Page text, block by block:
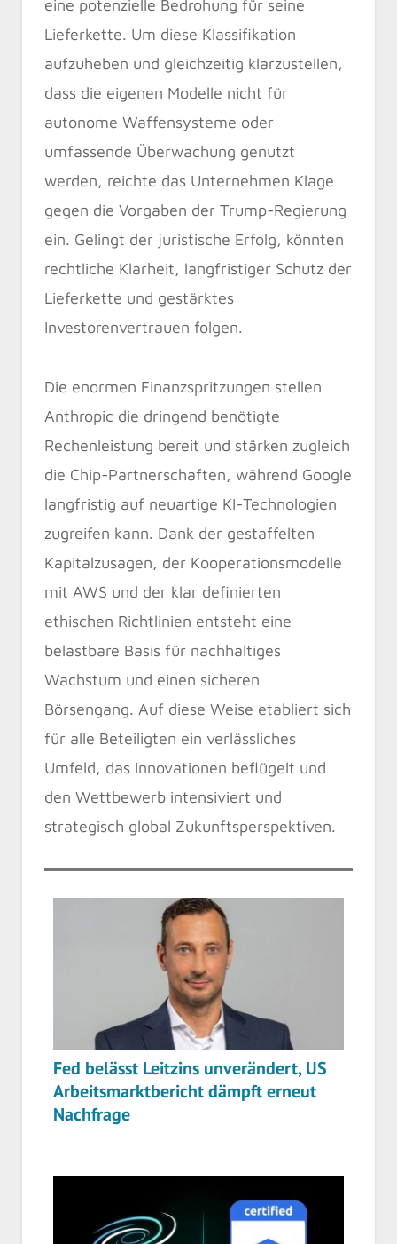
eine potenzielle Bedrohung für seine
Lieferkette. Um diese Klassifikation
aufzuheben und gleichzeitig klarzustellen,
dass die eigenen Modelle nicht für
autonome Waffensysteme oder
umfassende Überwachung genutzt
werden, reichte das Unternehmen Klage
gegen die Vorgaben der Trump-Regierung
ein. Gelingt der juristische Erfolg, könnten
rechtliche Klarheit, langfristiger Schutz der
Lieferkette und gestärktes
Investorenvertrauen folgen.
Die enormen Finanzspritzungen stellen
Anthropic die dringend benötigte
Rechenleistung bereit und stärken zugleich
die Chip-Partnerschaften, während Google
langfristig auf neuartige KI-Technologien
zugreifen kann. Dank der gestaffelten
Kapitalzusagen, der Kooperationsmodelle
mit AWS und der klar definierten
ethischen Richtlinien entsteht eine
belastbare Basis für nachhaltiges
Wachstum und einen sicheren
Börsengang. Auf diese Weise etabliert sich
für alle Beteiligten ein verlässliches
Umfeld, das Innovationen beflügelt und
den Wettbewerb intensiviert und
strategisch global Zukunftsperspektiven.
Fed belässt Leitzins unverändert, US
Arbeitsmarktbericht dämpft erneut
Nachfrage